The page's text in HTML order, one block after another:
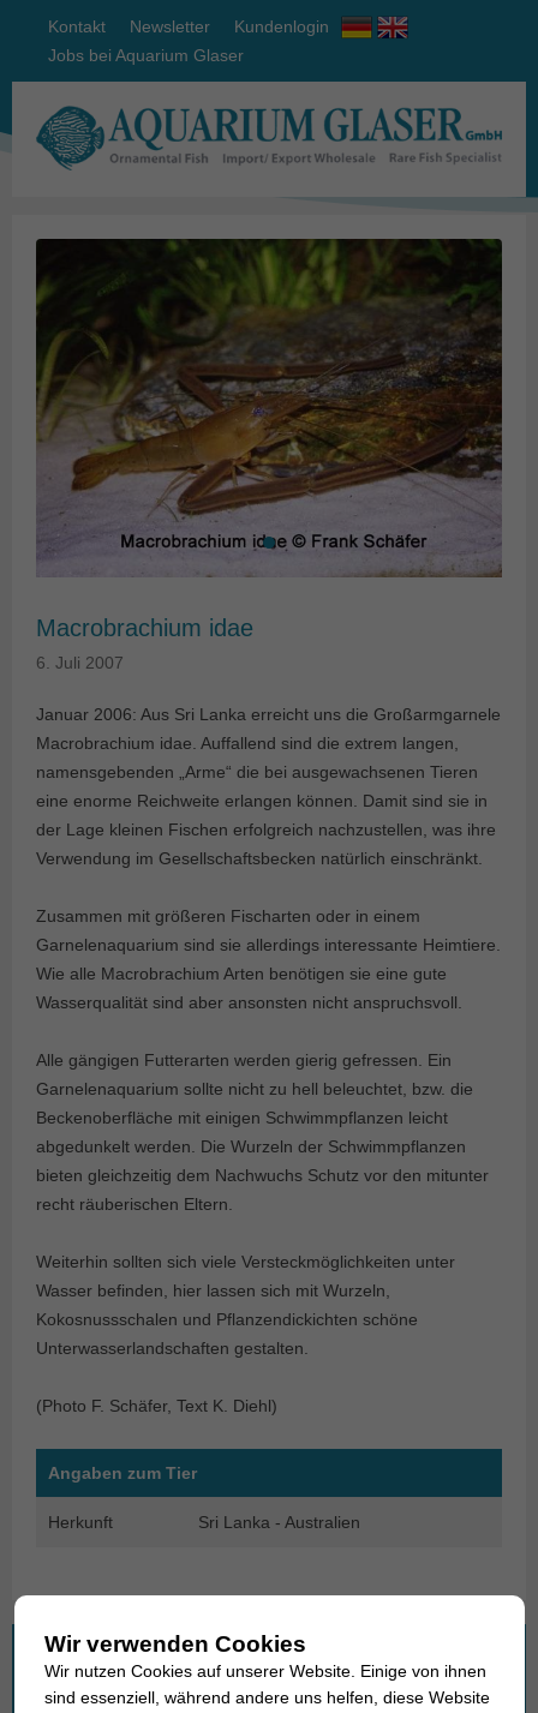
Kontakt Newsletter
Kundenlogin
Jobs bei Aquarium Glaser
Macrobrachium idae
6. Juli 2007
Januar 2006: Aus Sri Lanka erreicht uns die Großarmgarnele
Macrobrachium idae. Auffallend sind die extrem langen,
namensgebenden „Arme“ die bei ausgewachsenen Tieren
eine enorme Reichweite erlangen können. Damit sind sie in
der Lage kleinen Fischen erfolgreich nachzustellen, was ihre
Verwendung im Gesellschaftsbecken natürlich einschränkt.
Zusammen mit größeren Fischarten oder in einem
Garnelenaquarium sind sie allerdings interessante Heimtiere.
Wie alle Macrobrachium Arten benötigen sie eine gute
Wasserqualität sind aber ansonsten nicht anspruchsvoll.
Alle gängigen Futterarten werden gierig gefressen. Ein
Garnelenaquarium sollte nicht zu hell beleuchtet, bzw. die
Beckenoberfläche mit einigen Schwimmpflanzen leicht
abgedunkelt werden. Die Wurzeln der Schwimmpflanzen
bieten gleichzeitig dem Nachwuchs Schutz vor den mitunter
recht räuberischen Eltern.
Weiterhin sollten sich viele Versteckmöglichkeiten unter
Wasser befinden, hier lassen sich mit Wurzeln,
Kokosnussschalen und Pflanzendickichten schöne
Unterwasserlandschaften gestalten.
(Photo F. Schäfer, Text K. Diehl)
Angaben zum Tier
Herkunft Sri Lanka - Australien
Wonach suchen Sie?
Wir verwenden Cookies
Wir nutzen Cookies auf unserer Website. Einige von ihnen
sind essenziell, während andere uns helfen, diese Website